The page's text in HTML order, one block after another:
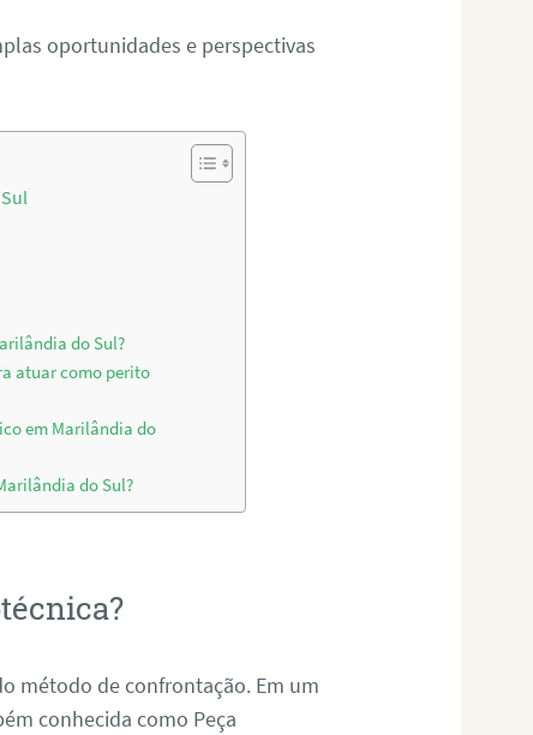
oportunidades e perspectivas
do Sul?
atuar como perito
em Marilândia do
do Sul?
método de confrontação. Em um
conhecida como Peça